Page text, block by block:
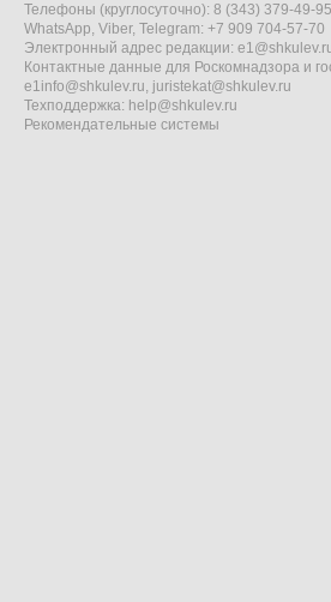
Телефоны (круглосуточно): 8 (343) 379-49-
WhatsApp, Viber, Telegram: +7 909 704-57-70
Электронный адрес редакции:
Контактные данные для Роскомнадзора и
e1info@shkulev.ru, juristekat@shkulev.ru
Техподдержка: help@shkulev.ru
Рекомендательные системы